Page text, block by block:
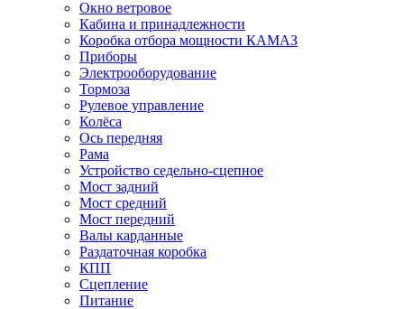
Окно ветровое
Кабина и принадлежности
Коробка отбора мощности КАМАЗ
Приборы
Электрооборудование
Тормоза
Рулевое управление
Колёса
Ось передняя
Рама
Устройство седельно-сцепное
Мост задний
Мост средний
Мост передний
Валы карданные
Раздаточная коробка
КПП
Сцепление
Питание